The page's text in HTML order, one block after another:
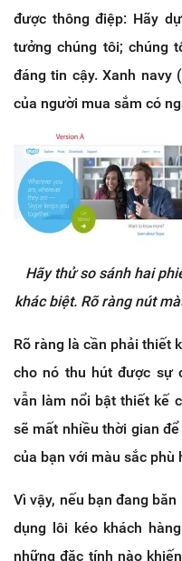
được thông điệp: Hãy
tưởng chúng tôi; chúng
đáng tin cậy. Xanh navy
của người mua sắm có
Hãy thử so sánh hai
khác biệt. Rõ ràng nút
Rõ ràng là cần phải thiết
cho nó thu hút được sự
vẫn làm nổi bật thiết kế
sẽ mất nhiều thời gian
của bạn với màu sắc phù
Vì vậy, nếu bạn đang
dụng lôi kéo khách
những đặc tính nào